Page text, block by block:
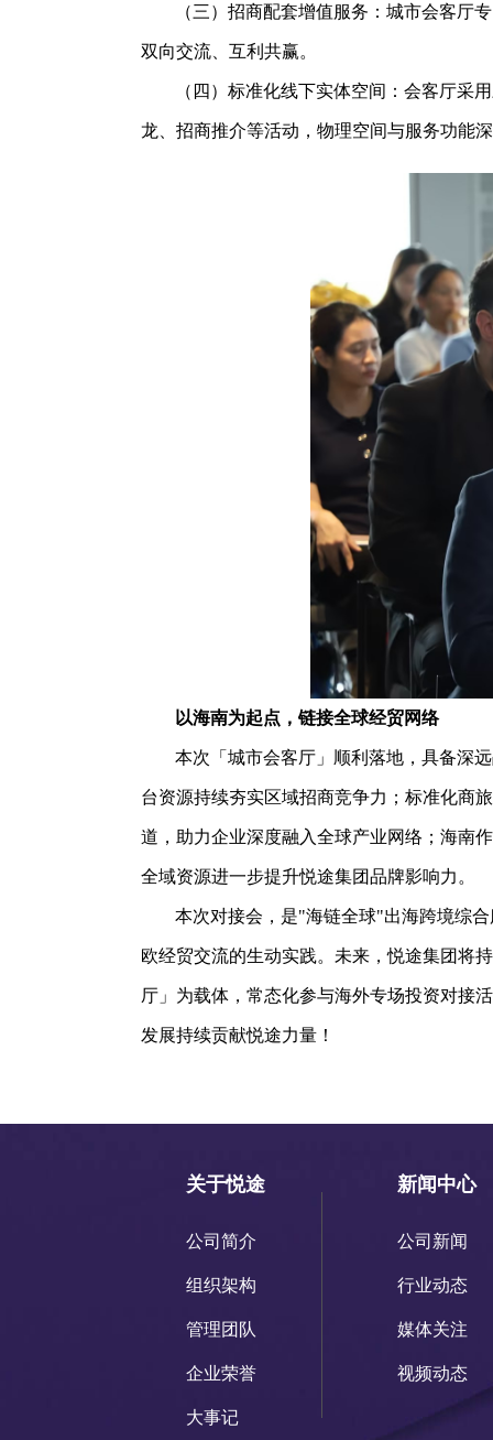
（三）招商配套增值服务：城市会客厅
双向交流、互利共赢。
（四）标准化线下实体空间：会客厅采
龙、招商推介等活动，物理空间与服务功能
以海南为起点，链接全球经贸网络
本次「城市会客厅」顺利落地，具备深
台资源持续夯实区域招商竞争力；标准化商
道，助力企业深度融入全球产业网络；海南
全域资源进一步提升悦途集团品牌影响力。
本次对接会，是"海链全球"出海跨境综
欧经贸交流的生动实践。未来，悦途集团将
厅」为载体，常态化参与海外专场投资对接
发展持续贡献悦途力量！
关于悦途
公司简介
组织架构
管理团队
企业荣誉
大事记
新闻中心
公司新闻
行业动态
媒体关注
视频动态